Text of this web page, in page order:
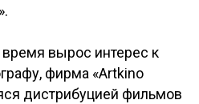
вырос интерес к
фирма «Artkino
дистрибуцией фильмов